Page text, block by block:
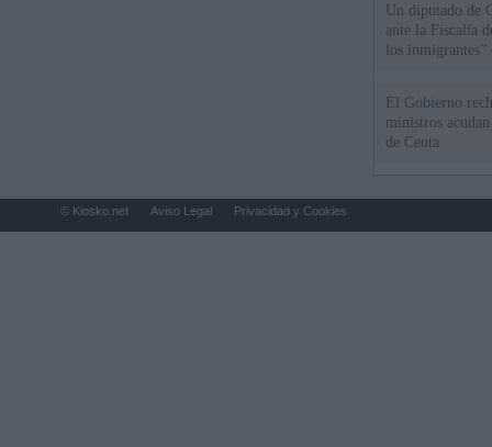
Un diputado de
ante la Fiscalía
los inmigrantes”
El Gobierno
ministros
de Ceuta
© Kiosko.net Aviso Legal Privacidad y Cookies